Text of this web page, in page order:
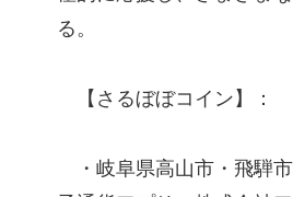
る。
【さるぼぼコイン】：
・岐阜県高山市・飛騨